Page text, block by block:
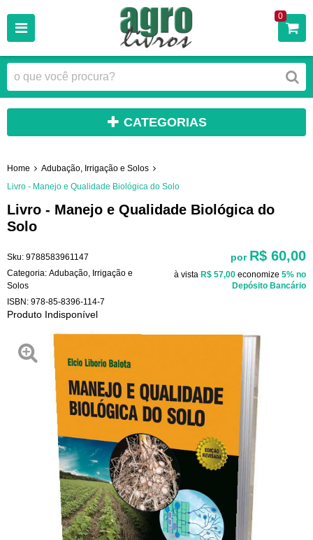
0
CATEGORIAS
Home
Adubação, Irrigação e Solos
Livro - Manejo e Qualidade Biológica do Solo
Livro - Manejo e Qualidade Biológica do
Solo
Sku: 9788583961147
Categoria: Adubação, Irrigação e
Solos
ISBN: 978-85-8396-114-7
Produto Indisponível
por R$ 60,00
à vista R$ 57,00 economize 5% no
Depósito Bancário